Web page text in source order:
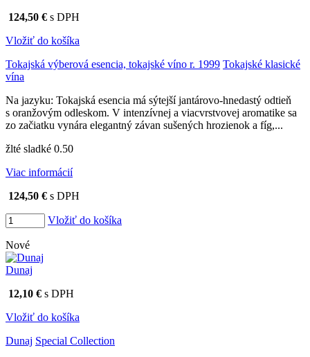
124,50 € s DPH
Vložiť do košíka
Tokajská výberová esencia, tokajské víno r. 1999 Tokajské klasické
vína
Na jazyku: Tokajská esencia má sýtejší jantárovo-hnedastý odtieň
s oranžovým odleskom. V intenzívnej a viacvrstvovej aromatike sa
zo začiatku vynára elegantný závan sušených hrozienok a fíg,...
žlté sladké 0.50
Viac informácií
124,50 € s DPH
Vložiť do košíka
Nové
Dunaj
12,10 € s DPH
Vložiť do košíka
Dunaj Special Collection